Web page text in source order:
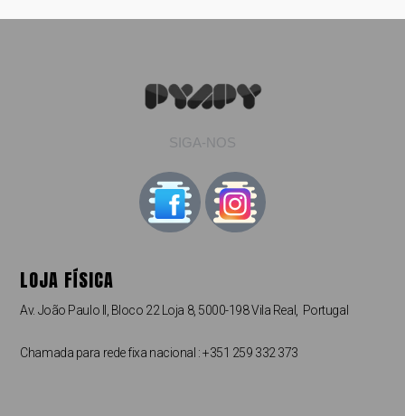
SIGA-NOS
LOJA FÍSICA
Av. João Paulo II, Bloco 22 Loja 8, 5000-198 Vila Real, Portugal
Chamada para rede fixa nacional : +351 259 332 373